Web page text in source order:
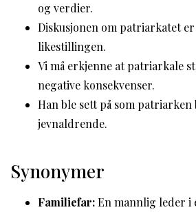
og verdier.
Diskusjonen om patriarkatet
likestillingen.
Vi må erkjenne at patriarkale
negative konsekvenser.
Han ble sett på som patriarken
jevnaldrende.
Synonymer
Familiefar:En mannlig leder i